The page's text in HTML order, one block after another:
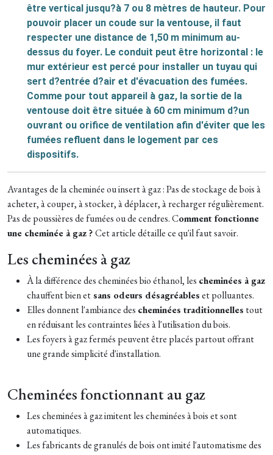
être vertical jusqu?à 7 ou 8 mètres de hauteur. Pour
pouvoir placer un coude sur la ventouse, il faut
respecter une distance de 1,50 m minimum au-
dessus du foyer. Le conduit peut être horizontal : le
mur extérieur est percé pour installer un tuyau qui
sert d?entrée d?air et d'évacuation des fumées.
Comme pour tout appareil à gaz, la sortie de la
ventouse doit être située à 60 cm minimum d?un
ouvrant ou orifice de ventilation afin d'éviter que les
fumées refluent dans le logement par ces
dispositifs.
Avantages de la cheminée ou insert à gaz : Pas de stockage de bois à
acheter, à couper, à stocker, à déplacer, à recharger régulièrement.
Pas de poussières de fumées ou de cendres. Comment fonctionne
une cheminée à gaz ?Cet article détaille ce qu'il faut savoir.
Les cheminées à gaz
À la différence des cheminées bio éthanol, les cheminées à gaz
chauffent bien etsans odeurs désagréableset polluantes.
Elles donnent l'ambiance des cheminées traditionnelles tout
en réduisant les contraintes liées à l'utilisation du bois.
Les foyers à gaz fermés peuvent être placés partout offrant
une grande simplicité d'installation.
Cheminées fonctionnant au gaz
Les cheminées à gaz imitent les cheminées à bois et sont
automatiques.
Les fabricants de granulés de bois ont imité l'automatisme des